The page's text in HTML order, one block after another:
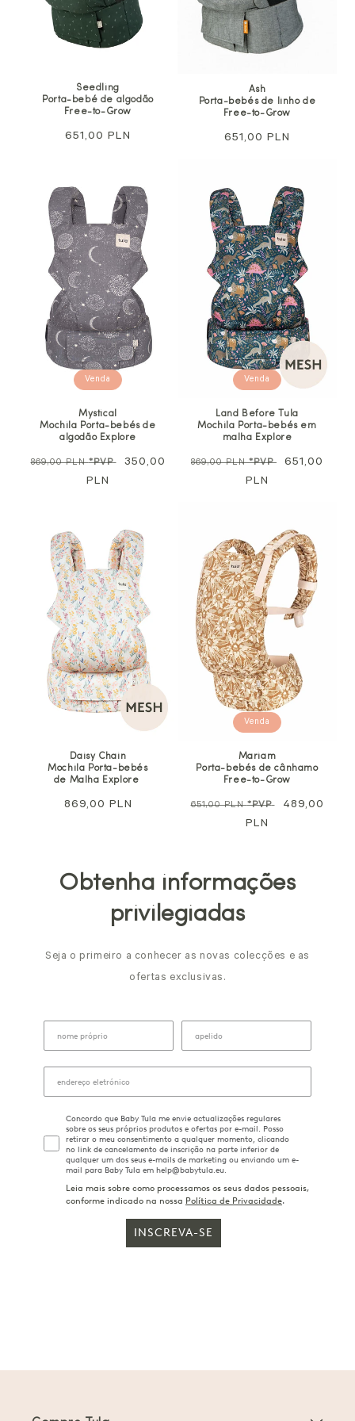
Seedling
Porta-bebé de algodão
Free-to-Grow
Preço
651,00 PLN
Ash
Porta-bebés de linho de
Free-to-Grow
Preço
651,00 PLN
Venda
Mystical
Mochila Porta-bebés de
algodão Explore
Preço
869,00 PLN*PVP
Preço
350,00
PLN
Venda
Land Before Tula
Mochila Porta-bebés em
malha Explore
Preço
869,00 PLN*PVP
Preço
651,00
PLN
Daisy Chain
Mochila Porta-bebés
de Malha Explore
Preço
869,00 PLN
Venda
Mariam
Porta-bebés de cânhamo
Free-to-Grow
Preço
651,00 PLN*PVP
Preço
489,00
PLN
Obtenha informações
privilegiadas
Seja o primeiro a conhecer as novas colecções e as
ofertas exclusivas.
Concordo que Baby Tula me envie actualizações regulares
sobre os seus próprios produtos e ofertas por e-mail. Posso
retirar o meu consentimento a qualquer momento, clicando
no link de cancelamento de inscrição na parte inferior de
qualquer um dos seus e-mails de marketing ou enviando um e-
mail para Baby Tula em help@babytula.eu.
Leia mais sobre como processamos os seus dados pessoais,
conforme indicado na nossa Política de Privacidade.
INSCREVA-SE